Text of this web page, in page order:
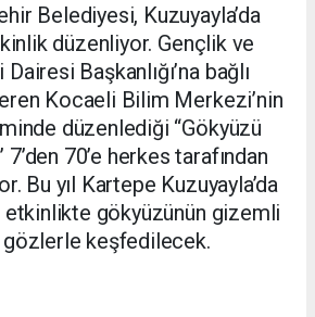
Belediyesi, Kuzuyayla’da
düzenliyor. Gençlik ve
Başkanlığı’na bağlı
Kocaeli Bilim Merkezi’nin
düzenlediği “Gökyüzü
70’e herkes tarafından
Bu yıl Kartepe Kuzuyayla’da
gökyüzünün gizemli
gözlerle keşfedilecek.